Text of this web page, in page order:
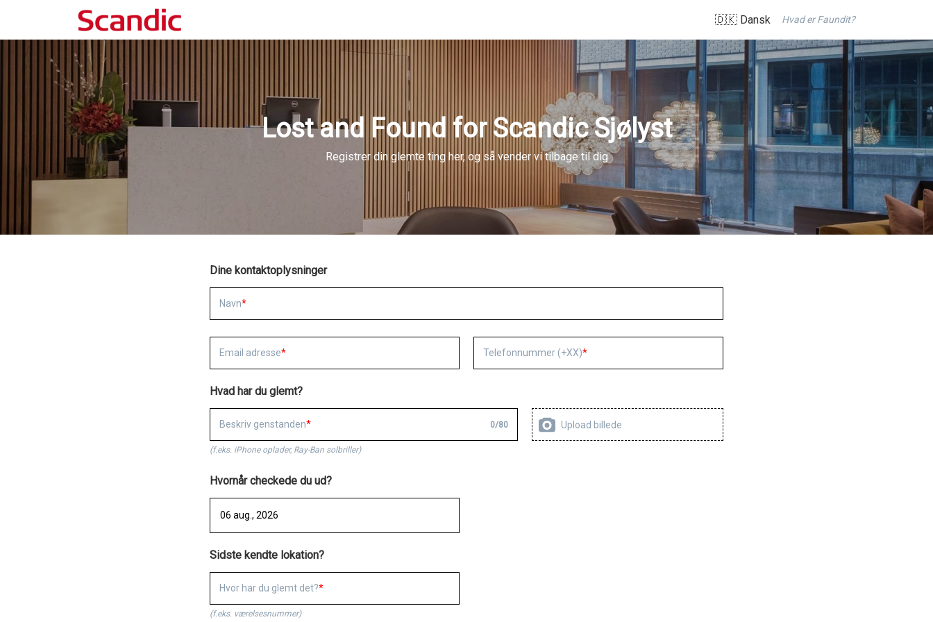
🇩🇰 Dansk Hvad er Faundit?
Lost and Found for Scandic Sjølyst
Registrer din glemte ting her, og så vender vi tilbage til dig
Dine kontaktoplysninger
Navn
Email adresse Telefonnummer (+XX)
Hvad har du glemt?
Beskriv genstanden 0/80 Upload billede
(f.eks. iPhone oplader, Ray-Ban solbriller)
Hvornår checkede du ud?
Sidste kendte lokation?
Hvor har du glemt det?
(f.eks. værelsesnummer)